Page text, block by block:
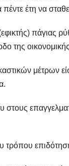
έτη να
πάγιας
της
μέτρων
τρόπου